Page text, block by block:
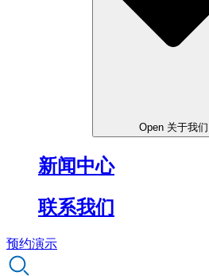
Open 关于我们
新闻中心
联系我们
预约演示